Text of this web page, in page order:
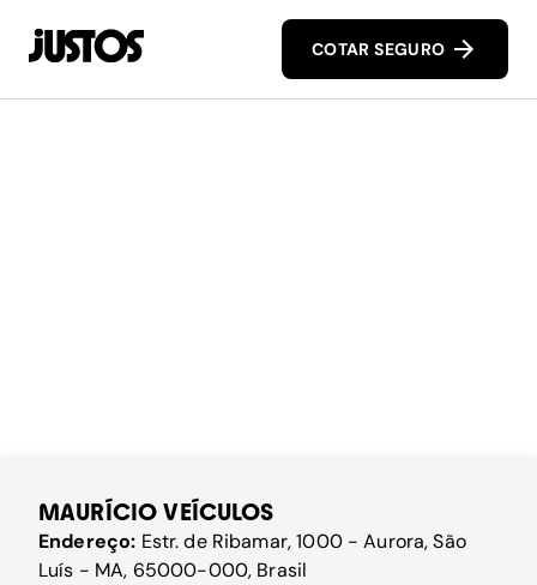
COTAR SEGURO
MAURÍCIO VEÍCULOS
Endereço: Estr. de Ribamar, 1000 - Aurora, São
Luís - MA, 65000-000, Brasil